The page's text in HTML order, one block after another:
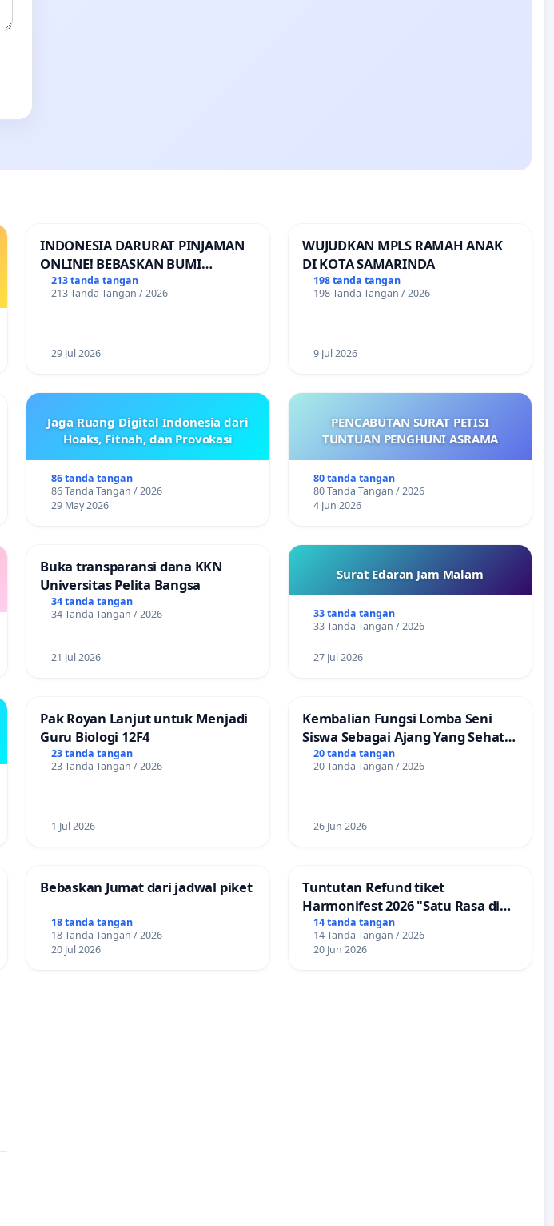
INDONESIA DARURAT PINJAMAN
ONLINE! BEBASKAN BUMI
PERTIWI DARI TEROR PINJAMAN
ONLINE! TUTUP PINJOL!
213 tanda tangan
213 Tanda Tangan / 2026
29 Jul 2026
WUJUDKAN MPLS RAMAH ANAK
DI KOTA SAMARINDA
198 tanda tangan
198 Tanda Tangan / 2026
9 Jul 2026
Jaga Ruang Digital Indonesia dari
Hoaks, Fitnah, dan Provokasi
86 tanda tangan
86 Tanda Tangan / 2026
29 May 2026
PENCABUTAN SURAT PETISI
TUNTUAN PENGHUNI ASRAMA
80 tanda tangan
80 Tanda Tangan / 2026
4 Jun 2026
Buka transparansi dana KKN
Universitas Pelita Bangsa
34 tanda tangan
34 Tanda Tangan / 2026
21 Jul 2026
Surat Edaran Jam Malam
33 tanda tangan
33 Tanda Tangan / 2026
27 Jul 2026
Pak Royan Lanjut untuk Menjadi
Guru Biologi 12F4
23 tanda tangan
23 Tanda Tangan / 2026
1 Jul 2026
Kembalian Fungsi Lomba Seni
Siswa Sebagai Ajang Yang Sehat
Tanpa Tindakan Provokatif
20 tanda tangan
20 Tanda Tangan / 2026
26 Jun 2026
Bebaskan Jumat dari jadwal piket
18 tanda tangan
18 Tanda Tangan / 2026
20 Jul 2026
Tuntutan Refund tiket
Harmonifest 2026 "Satu Rasa di
Sudut Kota", Kuningan,
Jawabarat
14 tanda tangan
14 Tanda Tangan / 2026
20 Jun 2026